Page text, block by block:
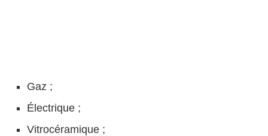
Gaz ;
Électrique ;
Vitrocéramique ;